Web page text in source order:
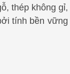
thép không gỉ,
tính bền vững